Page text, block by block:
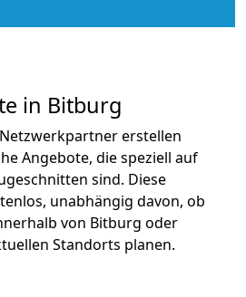
in Bitburg
erstellen
Angebote, die speziell auf
sind. Diese
unabhängig davon, ob
von Bitburg oder
Standorts planen.